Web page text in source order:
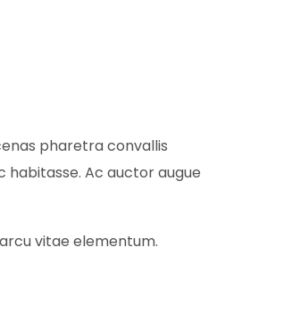
pharetra convallis
habitasse. Ac auctor augue
vitae elementum.